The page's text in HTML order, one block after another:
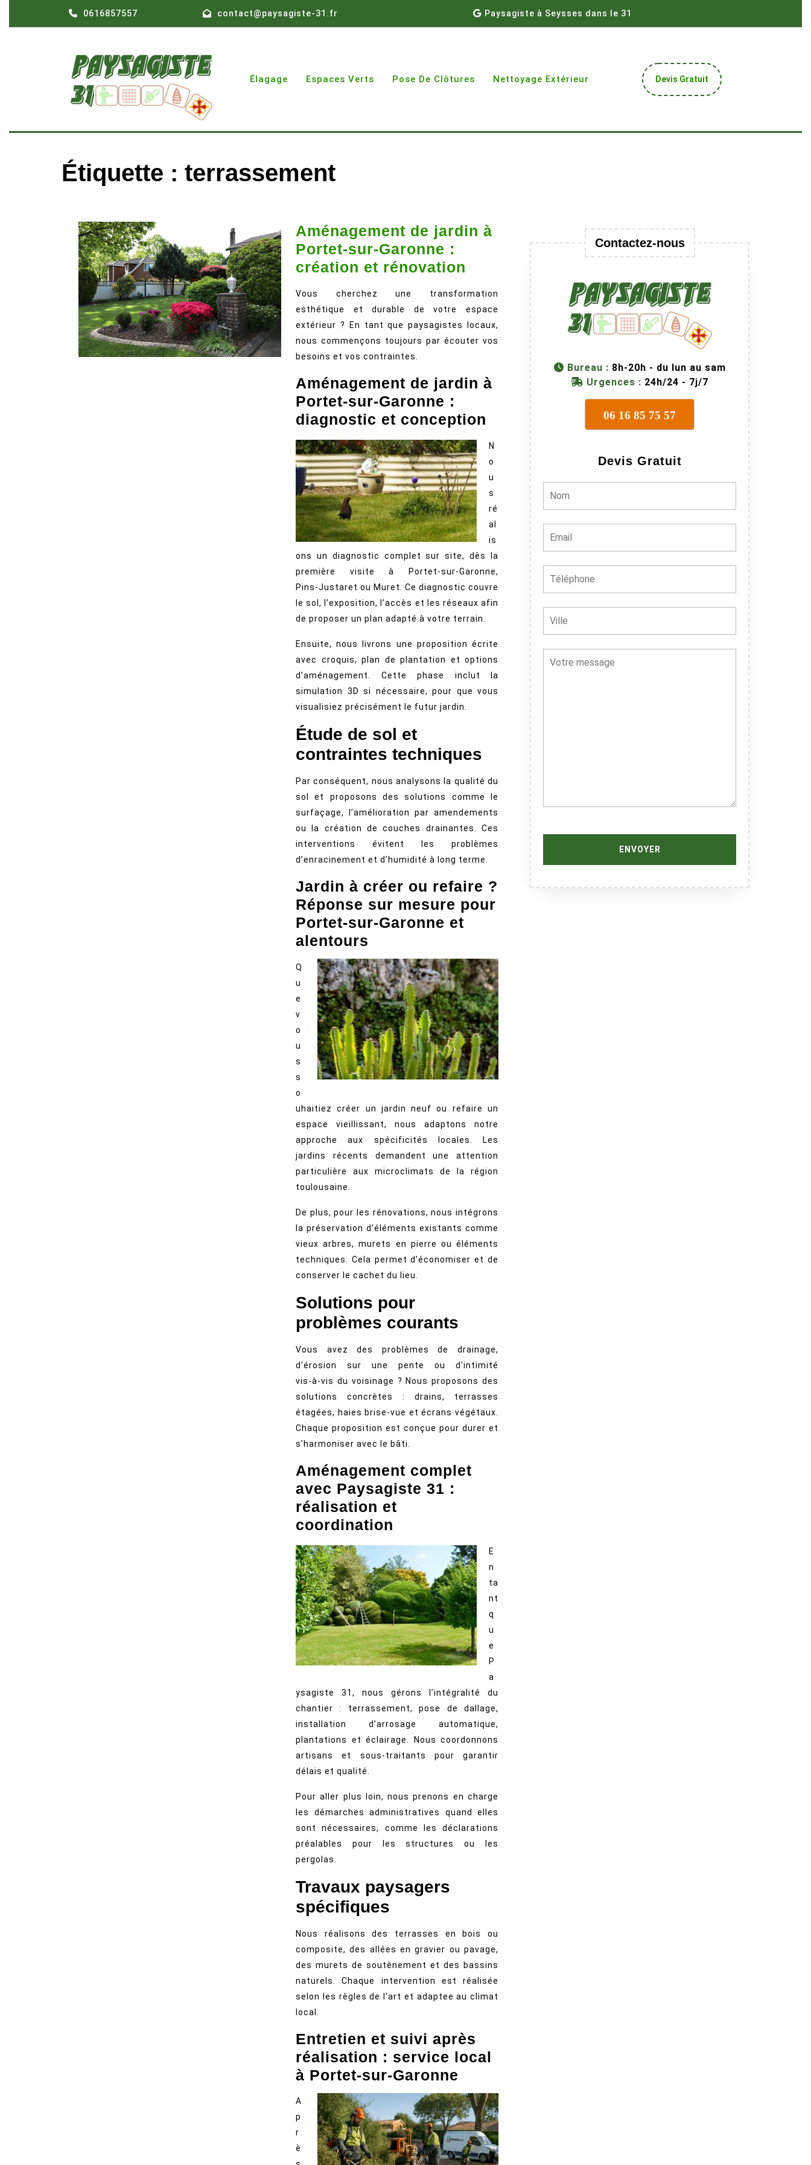
0616857557 contact@paysagiste-31.fr Paysagiste à Seysses dans le 31
Élagage Espaces Verts Pose De Clôtures Nettoyage Extérieur Devis Gratuit Get
A
Étiquette : terrassement
Aménagement de jardin à
Portet‑sur‑Garonne :
création et rénovation Aménagement
à
Portet‑sur‑Garonne
création
et
rénovation
Vous cherchez une transformation
esthétique et durable de votre espace
extérieur ? En tant que paysagistes locaux,
nous commençons toujours par écouter vos
besoins et vos contraintes.
Aménagement de jardin à
Portet‑sur‑Garonne :
diagnostic et conception
N
o
u
s
ré
al
is
ons un diagnostic complet sur site, dès la
première visite à Portet‑sur‑Garonne,
Pins‑Justaret ou Muret. Ce diagnostic couvre
le sol, l’exposition, l’accès et les réseaux afin
de proposer un plan adapté à votre terrain.
Ensuite, nous livrons une proposition écrite
avec croquis, plan de plantation et options
d’aménagement. Cette phase inclut la
simulation 3D si nécessaire, pour que vous
visualisiez précisément le futur jardin.
Étude de sol et
contraintes techniques
Par conséquent, nous analysons la qualité du
sol et proposons des solutions comme le
surfaçage, l’amélioration par amendements
ou la création de couches drainantes. Ces
interventions évitent les problèmes
d’enracinement et d’humidité à long terme.
Jardin à créer ou refaire ?
Réponse sur mesure pour
Portet‑sur‑Garonne et
alentours
Q
u
e
v
o
u
s
s
o
uhaitiez créer un jardin neuf ou refaire un
espace vieillissant, nous adaptons notre
approche aux spécificités locales. Les
jardins récents demandent une attention
particulière aux microclimats de la région
toulousaine.
De plus, pour les rénovations, nous intégrons
la préservation d’éléments existants comme
vieux arbres, murets en pierre ou éléments
techniques. Cela permet d’économiser et de
conserver le cachet du lieu.
Solutions pour
problèmes courants
Vous avez des problèmes de drainage,
d’érosion sur une pente ou d’intimité
vis‑à‑vis du voisinage ? Nous proposons des
solutions concrètes : drains, terrasses
étagées, haies brise‑vue et écrans végétaux.
Chaque proposition est conçue pour durer et
s’harmoniser avec le bâti.
Aménagement complet
avec Paysagiste 31 :
réalisation et
coordination
E
n
ta
nt
q
u
e
P
a
ysagiste 31, nous gérons l’intégralité du
chantier : terrassement, pose de dallage,
installation d’arrosage automatique,
plantations et éclairage. Nous coordonnons
artisans et sous‑traitants pour garantir
délais et qualité.
Pour aller plus loin, nous prenons en charge
les démarches administratives quand elles
sont nécessaires, comme les déclarations
préalables pour les structures ou les
pergolas.
Travaux paysagers
spécifiques
Nous réalisons des terrasses en bois ou
composite, des allées en gravier ou pavage,
des murets de soutènement et des bassins
naturels. Chaque intervention est réalisée
selon les règles de l’art et adaptee au climat
local.
Entretien et suivi après
réalisation : service local
à Portet‑sur‑Garonne
A
p
r
è
Contactez-nous
Bureau : 8h-20h - du lun au sam
Urgences : 24h/24 - 7j/7
06 16 85 75 57
Devis Gratuit